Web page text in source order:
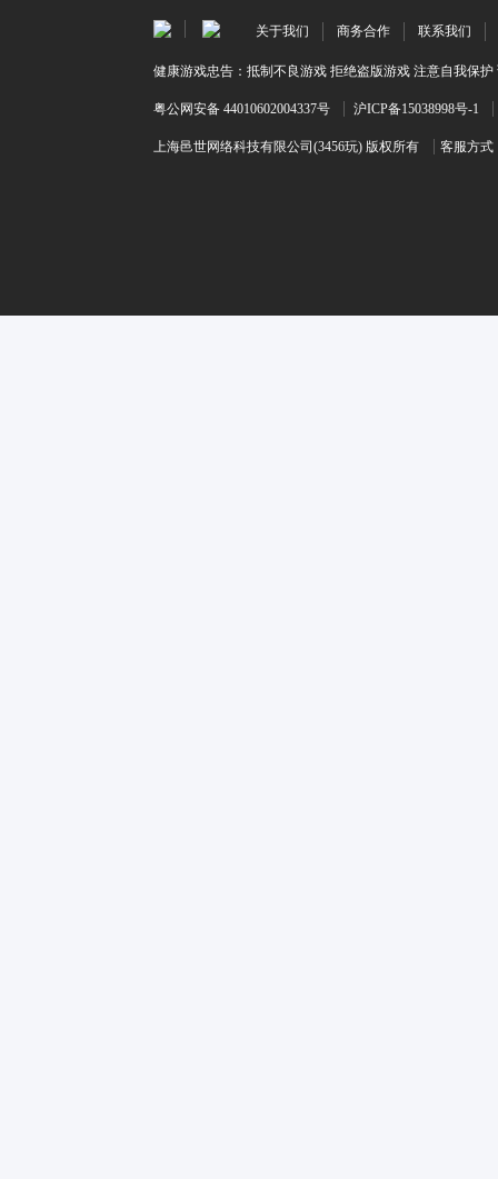
关于我们 商务合作 联系我们
健康游戏忠告：抵制不良游戏 拒绝盗版游戏 注意自我保
粤公网安备 44010602004337号 沪ICP备15038998号-1
上海邑世网络科技有限公司(3456玩) 版权所有 客服方式